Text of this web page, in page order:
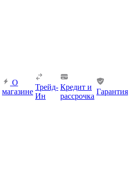
О
магазине
Трейд-
Ин
Кредит и
рассрочка
Гарантия